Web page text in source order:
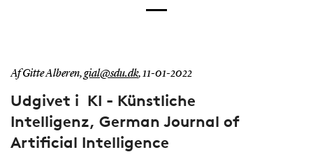
Af Gitte Alberen,gial@sdu.dk,11-01-2022
Udgivet i KI - Künstliche
Intelligenz, German Journal of
Artificial Intelligence